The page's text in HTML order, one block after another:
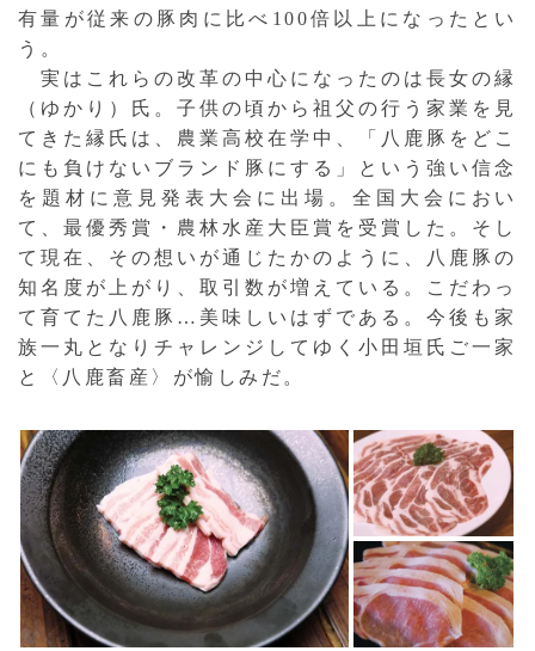
有量が従来の豚肉に比べ100倍以上になったとい
う。
実はこれらの改革の中心になったのは長女の縁
（ゆかり）氏。子供の頃から祖父の行う家業を見
てきた縁氏は、農業高校在学中、「八鹿豚をどこ
にも負けないブランド豚にする」という強い信念
を題材に意見発表大会に出場。全国大会におい
て、最優秀賞・農林水産大臣賞を受賞した。そし
て現在、その想いが通じたかのように、八鹿豚の
知名度が上がり、取引数が増えている。こだわっ
て育てた八鹿豚…美味しいはずである。今後も家
族一丸となりチャレンジしてゆく小田垣氏ご一家
と〈八鹿畜産〉が愉しみだ。